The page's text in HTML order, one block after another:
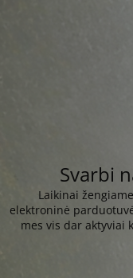
Svarbi
Laikinai
elektroninė
mes vis dar aktyviai